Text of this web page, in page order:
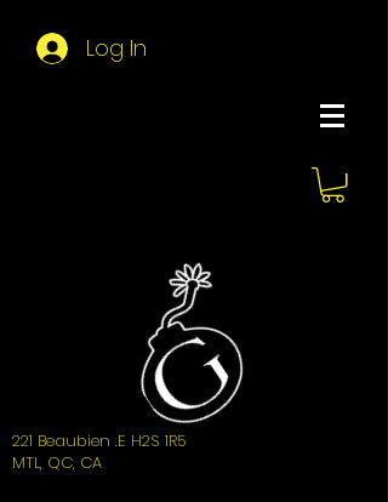
Log In
221 Beaubien .E H2S 1R5
MTL, QC, CA